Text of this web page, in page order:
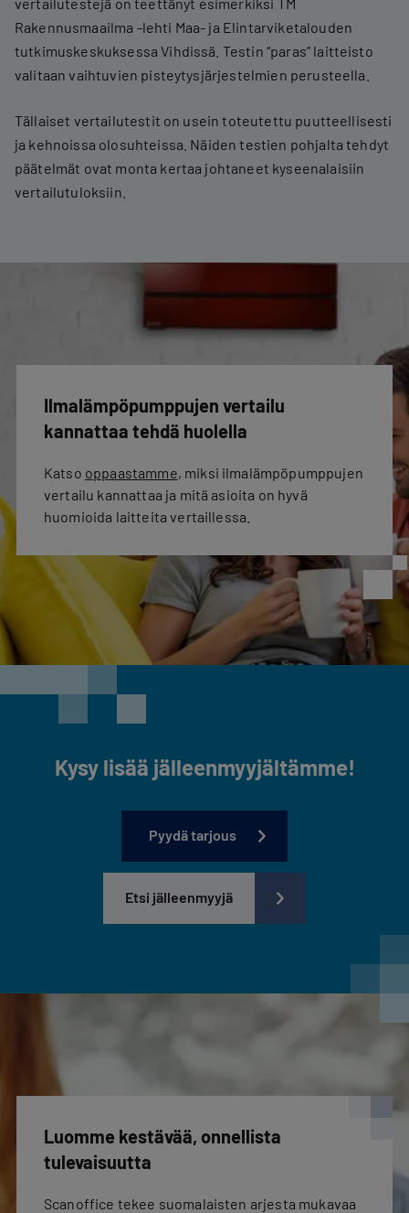
Rakennusmaailma -lehti Maa- ja Elintarviketalouden
tutkimuskeskuksessa Vihdissä. Testin “paras” laitteisto
valitaan vaihtuvien pisteytysjärjestelmien perusteella.
Tällaiset vertailutestit on usein toteutettu puutteellisesti
ja kehnoissa olosuhteissa. Näiden testien pohjalta tehdyt
päätelmät ovat monta kertaa johtaneet kyseenalaisiin
vertailutuloksiin.
Ilmalämpöpumppujen vertailu
kannattaa tehdä huolella
Katso oppaastamme, miksi ilmalämpöpumppujen
vertailu kannattaa ja mitä asioita on hyvä
huomioida laitteita vertaillessa.
Kysy lisää jälleenmyyjältämme!
Pyydä tarjous
Etsi jälleenmyyjä
Luomme kestävää, onnellista
tulevaisuutta
Scanoffice tekee suomalaisten arjesta mukavaa